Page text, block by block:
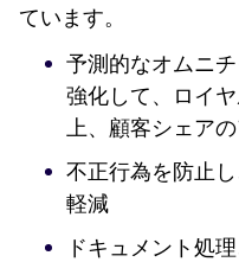
ています。
予測的なオムニ
強化して、ロイ
上、顧客シェア
不正行為を防止
軽減
ドキュメント処